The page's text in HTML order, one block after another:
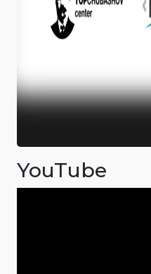
YouTube